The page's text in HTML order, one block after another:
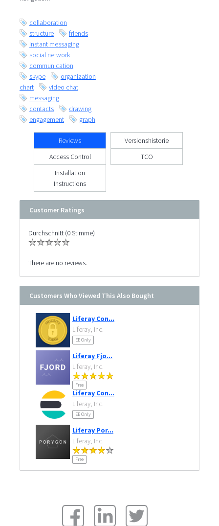
collaboration
structure
friends
instant messaging
social network
communication
skype
organization
chart
video chat
messaging
contacts
drawing
engagement
graph
Reviews
Versionshistorie
Access Control
TCO
Installation
Instructions
Customer Ratings
Durchschnitt (0 Stimme)
There are no reviews.
Customers Who Viewed This Also Bought
Liferay Con...
Liferay, Inc.
EE Only
Liferay Fjo...
Liferay, Inc.
Free
Liferay Con...
Liferay, Inc.
EE Only
Liferay Por...
Liferay, Inc.
Free